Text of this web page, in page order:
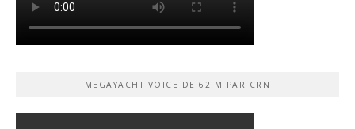
MEGAYACHT VOICE DE 62 M PAR CRN